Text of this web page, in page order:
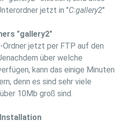
jetzt in "C:gallery2"
"gallery2"
jetzt per FTP auf den
über welche
kann das einige Minuten
denn es sind sehr viele
10Mb groß sind.